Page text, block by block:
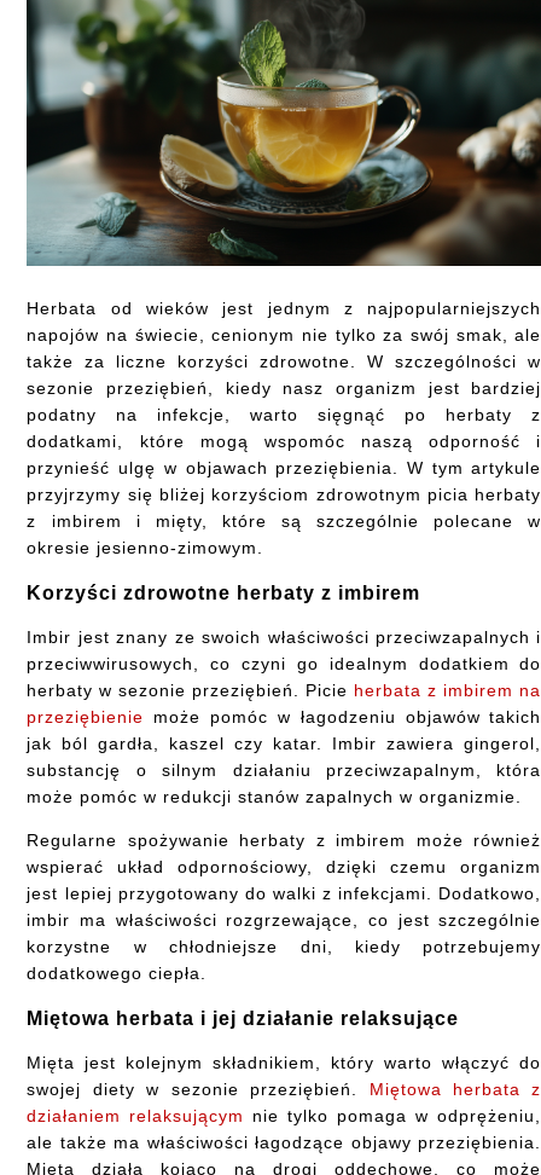
Herbata od wieków jest jednym z najpopularniejszych
napojów na świecie, cenionym nie tylko za swój smak, ale
także za liczne korzyści zdrowotne. W szczególności w
sezonie przeziębień, kiedy nasz organizm jest bardziej
podatny na infekcje, warto sięgnąć po herbaty z
dodatkami, które mogą wspomóc naszą odporność i
przynieść ulgę w objawach przeziębienia. W tym artykule
przyjrzymy się bliżej korzyściom zdrowotnym picia herbaty
z imbirem i mięty, które są szczególnie polecane w
okresie jesienno-zimowym.
Korzyści zdrowotne herbaty z imbirem
Imbir jest znany ze swoich właściwości przeciwzapalnych i
przeciwwirusowych, co czyni go idealnym dodatkiem do
herbaty w sezonie przeziębień. Picie herbata z imbirem na
przeziębienie może pomóc w łagodzeniu objawów takich
jak ból gardła, kaszel czy katar. Imbir zawiera gingerol,
substancję o silnym działaniu przeciwzapalnym, która
może pomóc w redukcji stanów zapalnych w organizmie.
Regularne spożywanie herbaty z imbirem może również
wspierać układ odpornościowy, dzięki czemu organizm
jest lepiej przygotowany do walki z infekcjami. Dodatkowo,
imbir ma właściwości rozgrzewające, co jest szczególnie
korzystne w chłodniejsze dni, kiedy potrzebujemy
dodatkowego ciepła.
Miętowa herbata i jej działanie relaksujące
Mięta jest kolejnym składnikiem, który warto włączyć do
swojej diety w sezonie przeziębień. Miętowa herbata z
działaniem relaksującym
nie tylko pomaga w odprężeniu,
ale także ma właściwości łagodzące objawy przeziębienia.
Mięta działa kojąco na drogi oddechowe, co może